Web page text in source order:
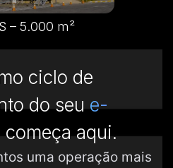
– 5.000 m²
ciclo de
do seue-
começa aqui.
uma operação mais